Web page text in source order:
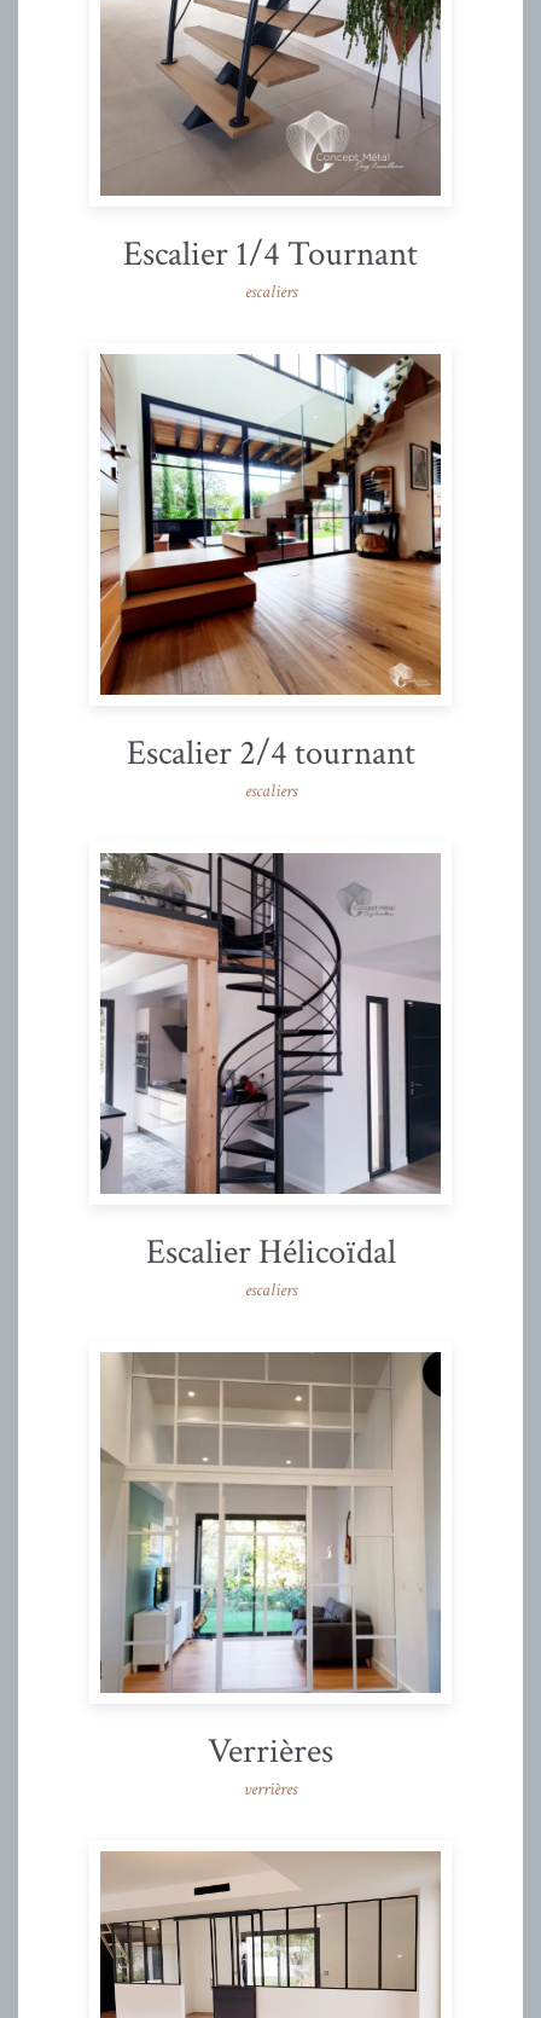
Escalier 1/4 Tournant
escaliers
Escalier 2/4 tournant
escaliers
Escalier Hélicoïdal
escaliers
Verrières
verrières